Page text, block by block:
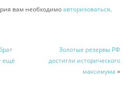
вам необходимоавторизоваться.
ещё
Золотые резервы РФ
достигли исторического
максимума »